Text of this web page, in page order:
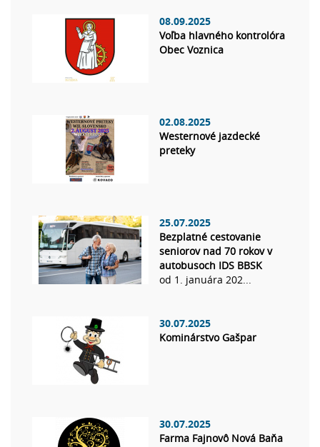
08.09.2025
Voľba hlavného kontrolóra
Obec Voznica
02.08.2025
Westernové jazdecké
preteky
25.07.2025
Bezplatné cestovanie
seniorov nad 70 rokov v
autobusoch IDS BBSK
od 1. januára 202...
30.07.2025
Kominárstvo Gašpar
30.07.2025
Farma Fajnovô Nová Baňa